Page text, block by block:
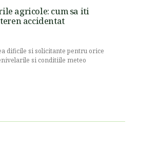
agricole: cum sa iti
accidentat
dificile si solicitante pentru orice
si conditiile meteo